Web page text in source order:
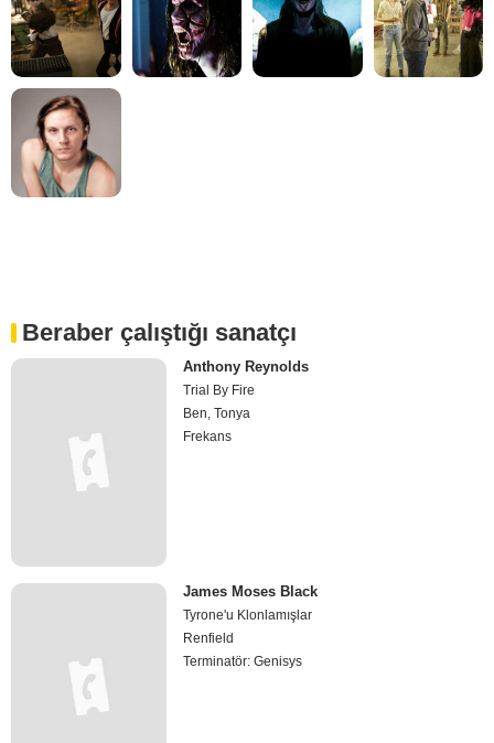
Beraber çalıştığı sanatçı
Anthony Reynolds
Trial By Fire
Ben, Tonya
Frekans
James Moses Black
Tyrone'u Klonlamışlar
Renfield
Terminatör: Genisys